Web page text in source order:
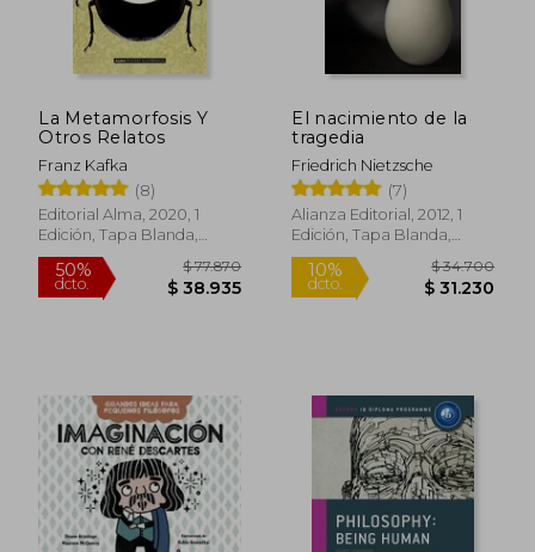
10%
dcto.
$ 17.000
$ 15.300
10%
dcto. $
La Metamorfosis Y
Otros Relatos
Franz Kafka
(8)
Editorial Alma, 2020, 1
Edición, Tapa Blanda,
Nuevo
El nacimiento de la
tragedia
Friedrich Nietzsche
(7)
Alianza Editorial, 2012, 1
Edición, Tapa Blanda,
Nuevo